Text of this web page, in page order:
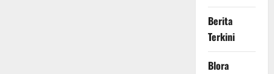
Berita
Terkini
Blora